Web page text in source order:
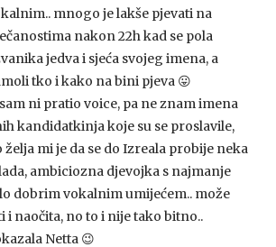
mnogo je lakše pjevati na
nakon 22h kad se pola
jedva i sjeća svojeg imena, a
tko i kako na bini pjeva 😛
ni pratio voice, pa ne znam imena
kandidatkinja koje su se proslavile,
želja mi je da se do Izreala probije neka
ambiciozna djevojka s najmanje
dobrim vokalnim umijećem.. može
i naočita, no to i nije tako bitno..
Netta 😉